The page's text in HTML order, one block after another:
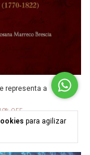
para agilizar
representa a
%OFF